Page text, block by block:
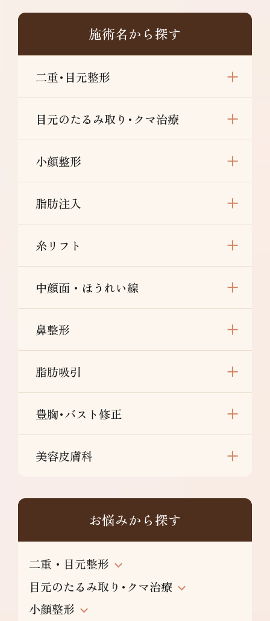
施術名から探す
二重･目元整形
目元のたるみ取り･クマ治療
小顔整形
脂肪注入
糸リフト
中顔面・ほうれい線
鼻整形
脂肪吸引
豊胸･バスト修正
美容皮膚科
お悩みから探す
二重・目元整形
目元のたるみ取り･クマ治療
小顔整形